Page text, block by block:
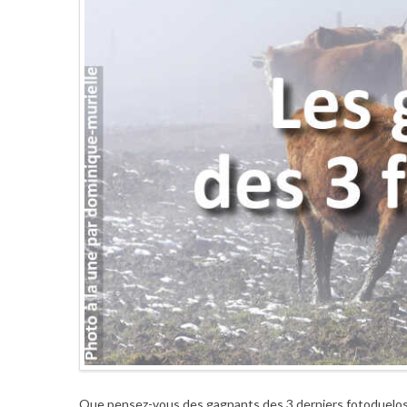
Que pensez-vous des gagnants des 3 derniers